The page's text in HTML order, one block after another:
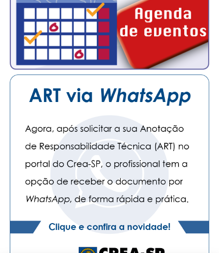
GUIA DAS ENGENHARIAS
ENGENHEIRO EMPREENDEDOR
PLATAFORMAS GRATUITAS
SEESPPREV